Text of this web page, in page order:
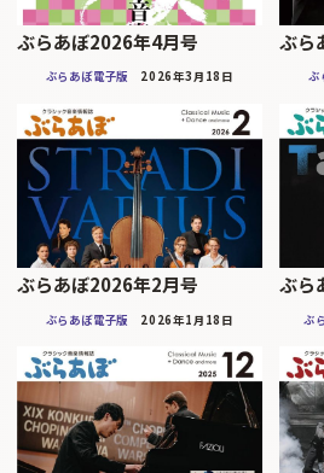
ぶらあぼ2026年4月号
ぶらあぼ電子版 2026年3月18日
ぶら
ぶ
ぶらあぼ2026年2月号
ぶらあぼ電子版 2026年1月18日
ぶら
ぶ